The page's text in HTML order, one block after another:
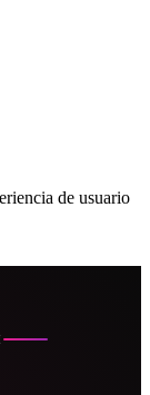
de usuario